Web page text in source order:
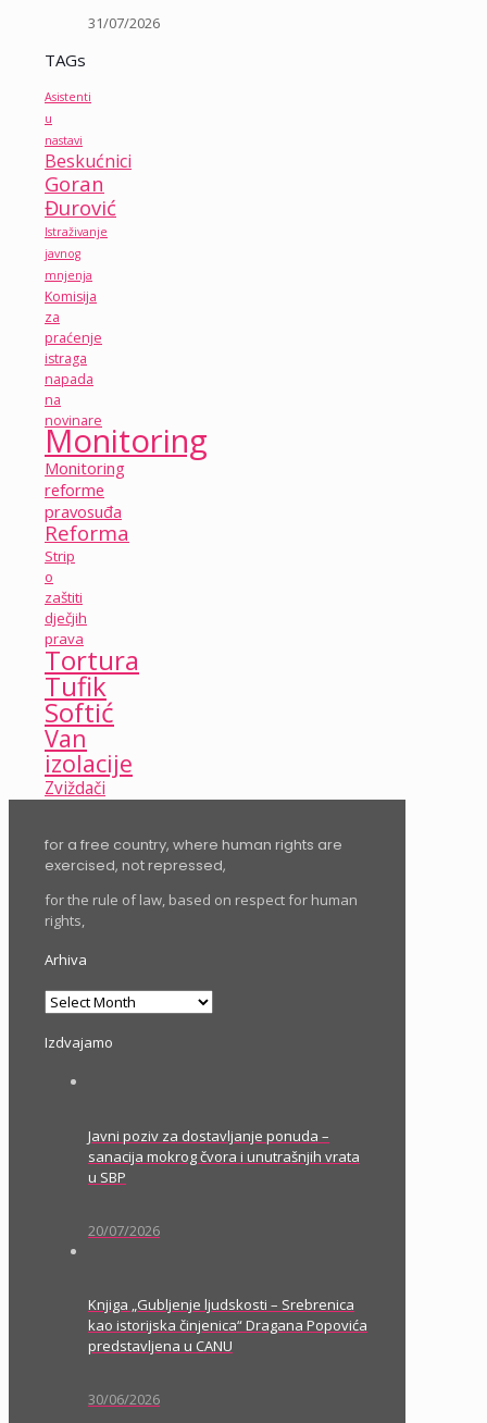
31/07/2026
TAGs
Asistenti
u
nastavi
Beskućnici
Goran
Đurović
Istraživanje
javnog
mnjenja
Komisija
za
praćenje
istraga
napada
na
novinare
Monitoring
Monitoring
reforme
pravosuđa
Reforma
Strip
o
zaštiti
dječjih
prava
Tortura
Tufik
Softić
Van
izolacije
Zviždači
for a free country, where human rights are
exercised, not repressed,
for the rule of law, based on respect for human
rights,
Arhiva
Arhiva
Izdvajamo
Javni poziv za dostavljanje ponuda –
sanacija mokrog čvora i unutrašnjih vrata
u SBP
20/07/2026
Knjiga „Gubljenje ljudskosti – Srebrenica
kao istorijska činjenica“ Dragana Popovića
predstavljena u CANU
30/06/2026